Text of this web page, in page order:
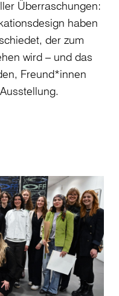
Überraschungen:
haben
der zum
wird – und das
Freund*innen